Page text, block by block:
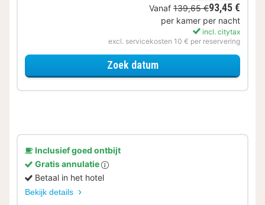
Vanaf 139,65 €93,45 €
per kamer per nacht
incl. citytax
excl. servicekosten 10 € per reservering
Zoek datumvoor Lekker ontspannen
Inclusief goed ontbijt
Gratis annulatie
Betaal in het hotel
Bekijk details